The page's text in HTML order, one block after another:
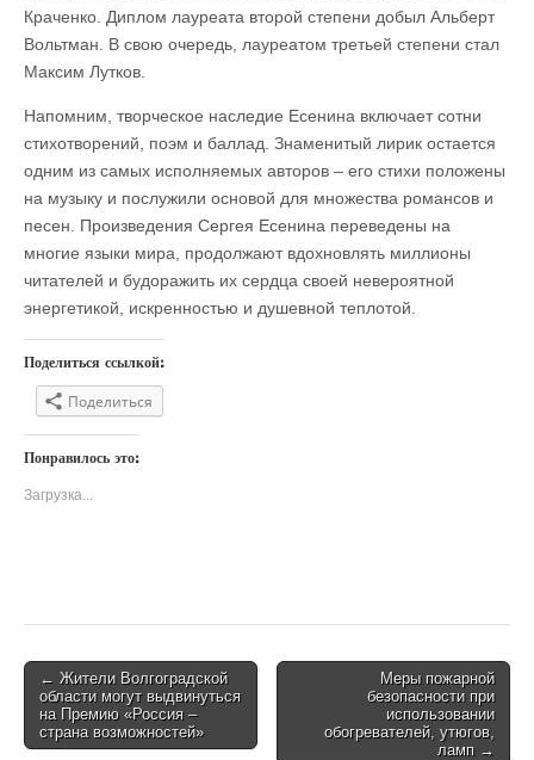
Краченко. Диплом лауреата второй степени добыл Альберт
Вольтман. В свою очередь, лауреатом третьей степени стал
Максим Лутков.
Напомним, творческое наследие Есенина включает сотни
стихотворений, поэм и баллад. Знаменитый лирик остается
одним из самых исполняемых авторов – его стихи положены
на музыку и послужили основой для множества романсов и
песен. Произведения Сергея Есенина переведены на
многие языки мира, продолжают вдохновлять миллионы
читателей и будоражить их сердца своей невероятной
энергетикой, искренностью и душевной теплотой.
Поделиться ссылкой:
Поделиться
Понравилось это:
Загрузка...
Post navigation
← Жители Волгоградской
области могут выдвинуться
на Премию «Россия –
страна возможностей»
Меры пожарной
безопасности при
использовании
обогревателей, утюгов,
ламп →